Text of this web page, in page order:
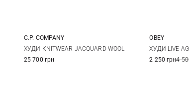
M L XL XXL
C.P. COMPANY
ХУДИ KNITWEAR JACQUARD WOOL
25 700 грн
S
OBEY
ХУДИ LIVE
2 250 грн4